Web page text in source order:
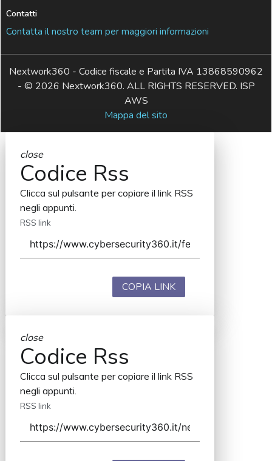
Contatti
Contatta il nostro team per maggiori informazioni
Nextwork360 - Codice fiscale e Partita IVA 13868590962
- © 2026 Nextwork360. ALL RIGHTS RESERVED. ISP
AWS
Mappa del sito
close
Codice Rss
Clicca sul pulsante per copiare il link RSS
negli appunti.
RSS link
COPIA LINK
close
Codice Rss
Clicca sul pulsante per copiare il link RSS
negli appunti.
RSS link